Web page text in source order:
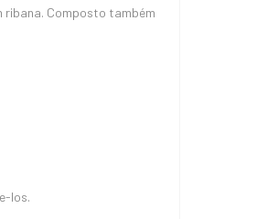
ribana. Composto também
los.